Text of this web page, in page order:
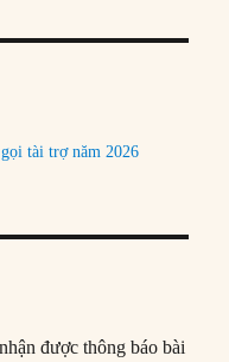
tài trợ năm 2026
được thông báo bài